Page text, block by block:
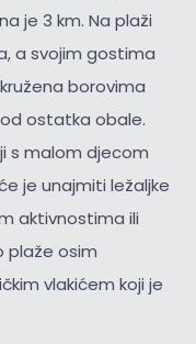
je 3 km. Na plaži
a svojim gostima
borovima
ostatka obale.
s malom djecom
je unajmiti ležaljke
aktivnostima ili
plaže osim
vlakićem koji je